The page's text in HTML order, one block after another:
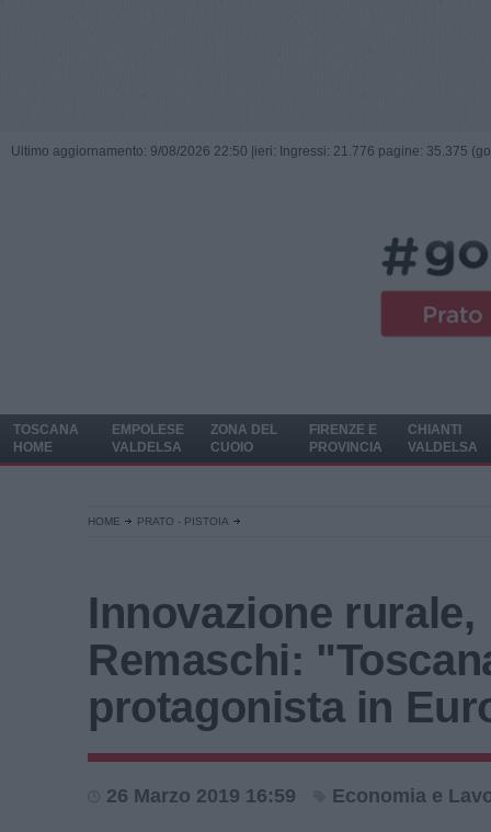
Ultimo aggiornamento: 9/08/2026 22:50 | ieri: Ingressi: 21.776 pagine: 35.375
TOSCANA
HOME
EMPOLESE
VALDELSA
ZONA DEL
CUOIO
FIRENZE E
PROVINCIA
CHIANTI
VALDELSA
HOME PRATO - PISTOIA
Innovazione rurale,
Remaschi:
protagonista in
26 Marzo 2019 16:59 Economia e